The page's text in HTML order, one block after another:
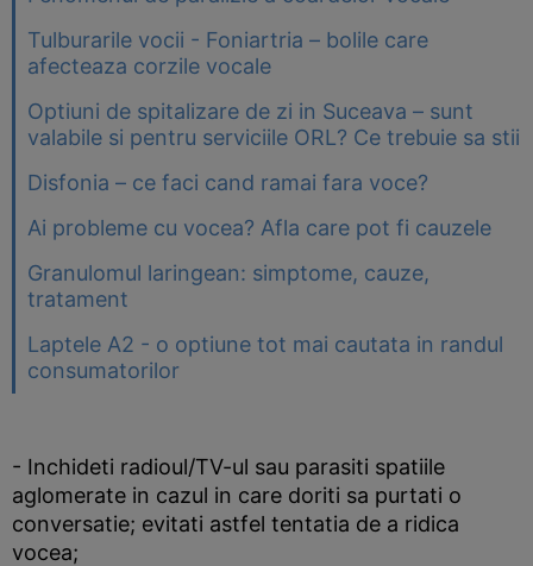
Tulburarile vocii - Foniartria – bolile care
afecteaza corzile vocale
Optiuni de spitalizare de zi in Suceava – sunt
valabile si pentru serviciile ORL? Ce trebuie sa stii
Disfonia – ce faci cand ramai fara voce?
Ai probleme cu vocea? Afla care pot fi cauzele
Granulomul laringean: simptome, cauze,
tratament
Laptele A2 - o optiune tot mai cautata in randul
consumatorilor
- Inchideti radioul/TV-ul sau parasiti spatiile
aglomerate in cazul in care doriti sa purtati o
conversatie; evitati astfel tentatia de a ridica
vocea;